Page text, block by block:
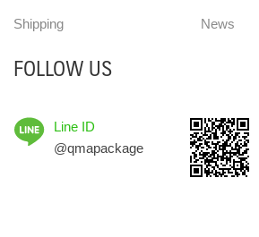
Shipping News
FOLLOW US
Line ID
@qmapackage